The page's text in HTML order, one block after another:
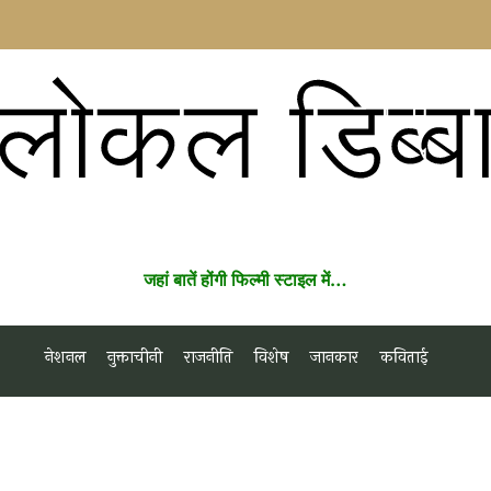
जहां बातें होंगी फिल्मी स्टाइल में…
नेशनल नुक्ताचीनी राजनीति विशेष जानकार कविताई